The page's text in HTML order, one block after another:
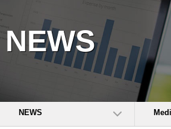
NEWS
NEWS